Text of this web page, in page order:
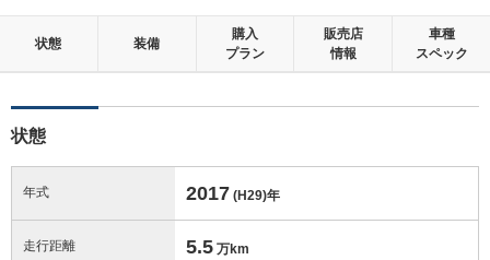
状態 装備
購入
プラン
販売店
情報
車種
スペック
状態
年式 2017 (H29)年
走行距離 5.5 万km